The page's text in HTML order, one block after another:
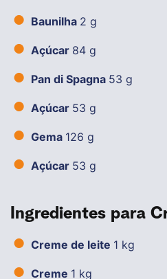
Baunilha 2 g
Açúcar 84 g
Pan di Spagna 53 g
Açúcar 53 g
Gema 126 g
Açúcar 53 g
Ingredientes para
Creme de leite 1 kg
Creme 1 kg